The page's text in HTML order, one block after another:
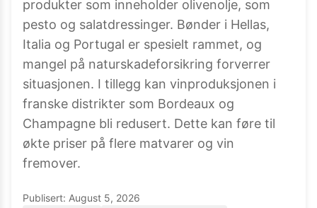
produkter som inneholder olivenolje, som
pesto og salatdressinger. Bønder i Hellas,
Italia og Portugal er spesielt rammet, og
mangel på naturskadeforsikring forverrer
situasjonen. I tillegg kan vinproduksjonen i
franske distrikter som Bordeaux og
Champagne bli redusert. Dette kan føre til
økte priser på flere matvarer og vin
fremover.
Publisert: August 5, 2026